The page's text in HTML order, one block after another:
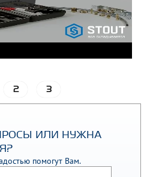
2 3
ИЛИ НУЖНА
помогут Вам.